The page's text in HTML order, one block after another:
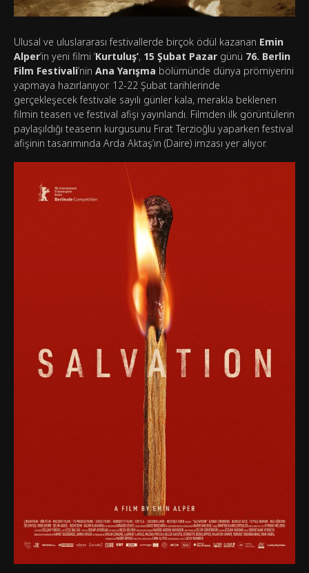
Ulusal ve uluslararası festivallerde birçok ödül kazanan Emin
Alper‘in yeni filmi ‘Kurtuluş’, 15 Şubat Pazar günü 76. Berlin
Film Festivali’nin Ana Yarışma bölümünde dünya prömiyerini
yapmaya hazırlanıyor. 12-22 Şubat tarihlerinde
gerçekleşecek festivale sayılı günler kala, merakla beklenen
filmin teaserı ve festival afişi yayınlandı. Filmden ilk görüntülerin
paylaşıldığı teaserın kurgusunu Fırat Terzioğlu yaparken festival
afişinin tasarımında Arda Aktaş’ın (Daire) imzası yer alıyor.